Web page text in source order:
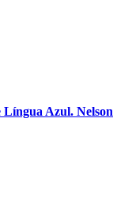
Língua Azul. Nelson